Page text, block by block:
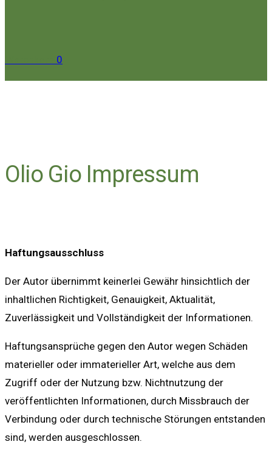
0
Olio Gio Impressum
Haftungsausschluss
Der Autor übernimmt keinerlei Gewähr hinsichtlich der
inhaltlichen Richtigkeit, Genauigkeit, Aktualität,
Zuverlässigkeit und Vollständigkeit der Informationen.
Haftungsansprüche gegen den Autor wegen Schäden
materieller oder immaterieller Art, welche aus dem
Zugriff oder der Nutzung bzw. Nichtnutzung der
veröffentlichten Informationen, durch Missbrauch der
Verbindung oder durch technische Störungen entstanden
sind, werden ausgeschlossen.